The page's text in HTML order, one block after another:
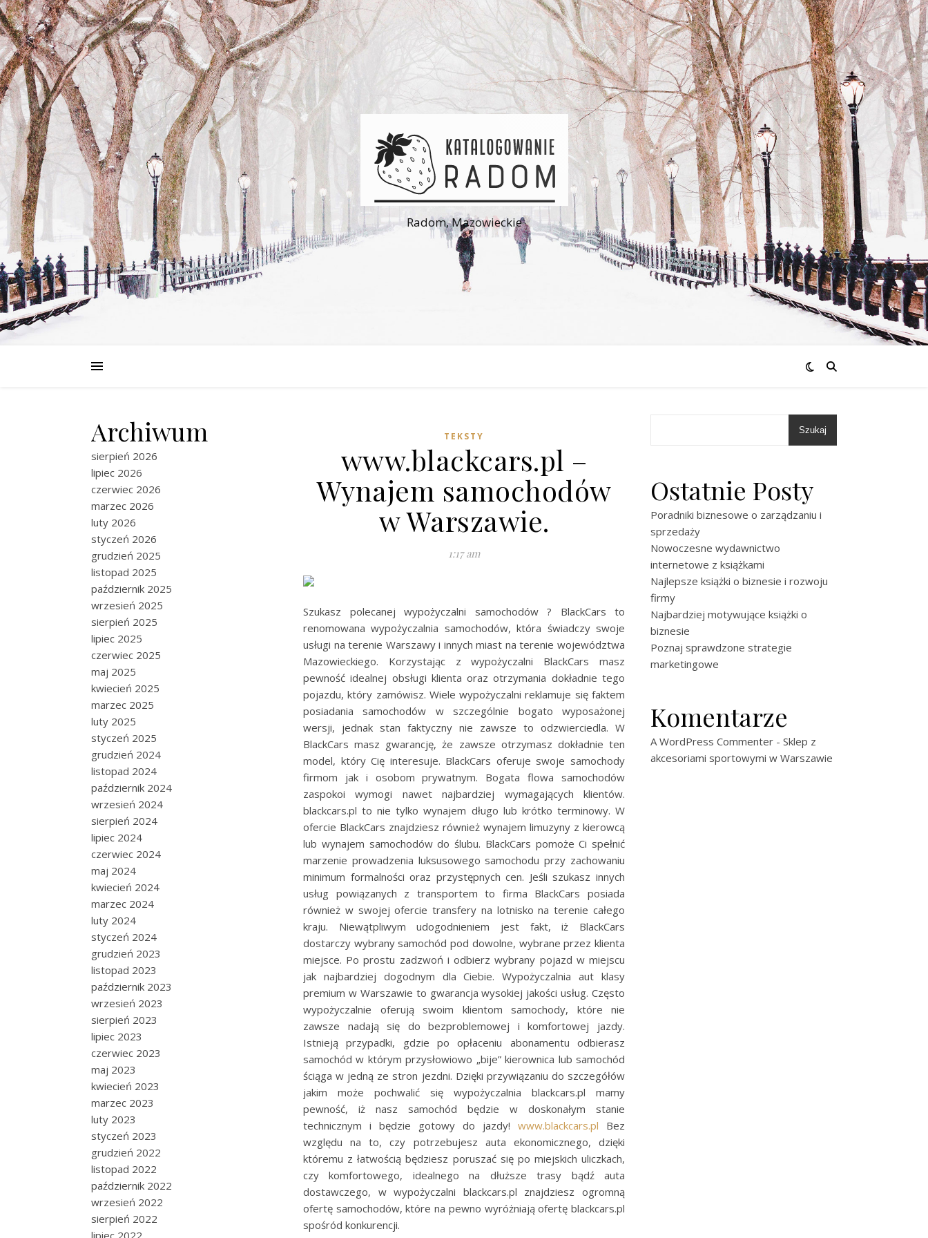
Radom, Mazowieckie
Archiwum
sierpień 2026
lipiec 2026
czerwiec 2026
marzec 2026
luty 2026
styczeń 2026
grudzień 2025
listopad 2025
październik 2025
wrzesień 2025
sierpień 2025
lipiec 2025
czerwiec 2025
maj 2025
kwiecień 2025
marzec 2025
luty 2025
styczeń 2025
grudzień 2024
listopad 2024
październik 2024
wrzesień 2024
sierpień 2024
lipiec 2024
czerwiec 2024
maj 2024
kwiecień 2024
marzec 2024
luty 2024
styczeń 2024
grudzień 2023
listopad 2023
październik 2023
wrzesień 2023
sierpień 2023
lipiec 2023
czerwiec 2023
maj 2023
kwiecień 2023
marzec 2023
luty 2023
styczeń 2023
grudzień 2022
listopad 2022
październik 2022
wrzesień 2022
sierpień 2022
lipiec 2022
TEKSTY
www.blackcars.pl –
Wynajem samochodów
w Warszawie.
1:17 am
Szukasz polecanej wypożyczalni samochodów ? BlackCars to
renomowana wypożyczalnia samochodów, która świadczy swoje
usługi na terenie Warszawy i innych miast na terenie województwa
Mazowieckiego. Korzystając z wypożyczalni BlackCars masz
pewność idealnej obsługi klienta oraz otrzymania dokładnie tego
pojazdu, który zamówisz. Wiele wypożyczalni reklamuje się faktem
posiadania samochodów w szczególnie bogato wyposażonej
wersji, jednak stan faktyczny nie zawsze to odzwierciedla. W
BlackCars masz gwarancję, że zawsze otrzymasz dokładnie ten
model, który Cię interesuje. BlackCars oferuje swoje samochody
firmom jak i osobom prywatnym. Bogata flowa samochodów
zaspokoi wymogi nawet najbardziej wymagających klientów.
blackcars.pl to nie tylko wynajem długo lub krótko terminowy. W
ofercie BlackCars znajdziesz również wynajem limuzyny z kierowcą
lub wynajem samochodów do ślubu. BlackCars pomoże Ci spełnić
marzenie prowadzenia luksusowego samochodu przy zachowaniu
minimum formalności oraz przystępnych cen. Jeśli szukasz innych
usług powiązanych z transportem to firma BlackCars posiada
również w swojej ofercie transfery na lotnisko na terenie całego
kraju. Niewątpliwym udogodnieniem jest fakt, iż BlackCars
dostarczy wybrany samochód pod dowolne, wybrane przez klienta
miejsce. Po prostu zadzwoń i odbierz wybrany pojazd w miejscu
jak najbardziej dogodnym dla Ciebie. Wypożyczalnia aut klasy
premium w Warszawie to gwarancja wysokiej jakości usług. Często
wypożyczalnie oferują swoim klientom samochody, które nie
zawsze nadają się do bezproblemowej i komfortowej jazdy.
Istnieją przypadki, gdzie po opłaceniu abonamentu odbierasz
samochód w którym przysłowiowo „bije” kierownica lub samochód
ściąga w jedną ze stron jezdni. Dzięki przywiązaniu do szczegółów
jakim może pochwalić się wypożyczalnia blackcars.pl mamy
pewność, iż nasz samochód będzie w doskonałym stanie
technicznym i będzie gotowy do jazdy! www.blackcars.pl Bez
względu na to, czy potrzebujesz auta ekonomicznego, dzięki
któremu z łatwością będziesz poruszać się po miejskich uliczkach,
czy komfortowego, idealnego na dłuższe trasy bądź auta
dostawczego, w wypożyczalni blackcars.pl znajdziesz ogromną
ofertę samochodów, które na pewno wyróżniają ofertę blackcars.pl
spośród konkurencji.
Szukaj
Ostatnie Posty
Poradniki biznesowe o zarządzaniu i
sprzedaży
Nowoczesne wydawnictwo
internetowe z książkami
Najlepsze książki o biznesie i rozwoju
firmy
Najbardziej motywujące książki o
biznesie
Poznaj sprawdzone strategie
marketingowe
Komentarze
A WordPress Commenter - Sklep z
akcesoriami sportowymi w Warszawie